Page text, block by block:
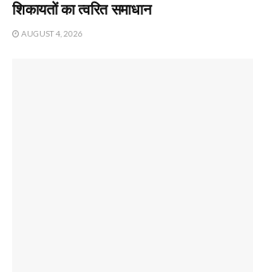
शिकायतों का त्वरित समाधान
AUGUST 4, 2026